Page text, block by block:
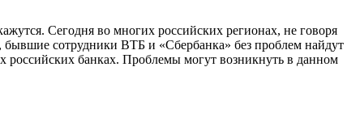
Сегодня во многих российских регионах, не говоря
бывшие сотрудники ВТБ и «Сбербанка» без проблем найдут
российских банках. Проблемы могут возникнуть в данном